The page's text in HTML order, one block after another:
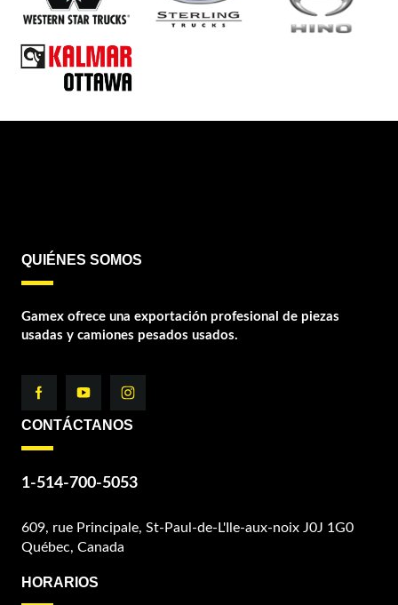
QUIÉNES SOMOS
Gamex ofrece una exportación profesional de piezas
usadas y camiones pesados usados.
CONTÁCTANOS
1-514-700-5053
609, rue Principale, St-Paul-de-L'Ile-aux-noix J0J 1G0
Québec, Canada
HORARIOS